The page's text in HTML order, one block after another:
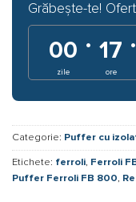
Grăbește-te!
00
zile
· 17
ore
·
Categorie: Puffer cu
Etichete: ferroli, Ferroli
Puffer Ferroli FB 800,